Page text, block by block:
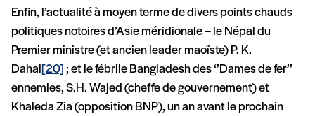
Enfin, l’actualité à moyen terme de divers points chauds
politiques notoires d’Asie méridionale – le Népal du
Premier ministre (et ancien leader maoïste) P. K.
Dahal[20] ; et le fébrile Bangladesh des ‘’Dames de fer’’
ennemies, S.H. Wajed (cheffe de gouvernement) et
Khaleda Zia (opposition BNP), un an avant le prochain